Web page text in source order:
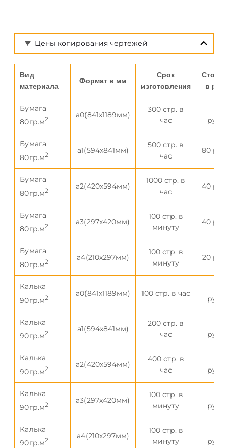
Цены копирования чертежей
Вид
материала
Формат в мм
Срок
изготовления
в
Бумага
80гр.м2 а0(841х1189мм)
300 стр. в
час
Бумага
80гр.м2 а1(594х841мм)
500 стр. в
час
80
Бумага
80гр.м2 а2(420х594мм)
1000 стр. в
час
40
Бумага
80гр.м2 а3(297х420мм)
100 стр. в
минуту
40
Бумага
80гр.м2 а4(210х297мм)
100 стр. в
минуту
20
Калька
90гр.м2 а0(841х1189мм) 100 стр. в час
Калька
90гр.м2 а1(594х841мм)
200 стр. в
час
Калька
90гр.м2 а2(420х594мм)
400 стр. в
час
Калька
90гр.м2 а3(297х420мм)
100 стр. в
минуту
Калька
90гр.м2 а4(210х297мм)
100 стр. в
минуту